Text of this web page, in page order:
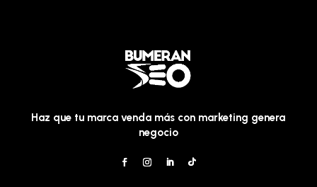
Haz que tu marca venda más con marketing genera
negocio